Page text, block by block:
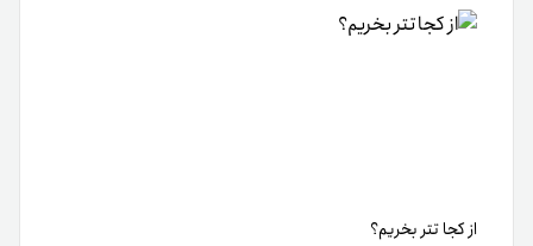
از کجا تتر بخریم؟